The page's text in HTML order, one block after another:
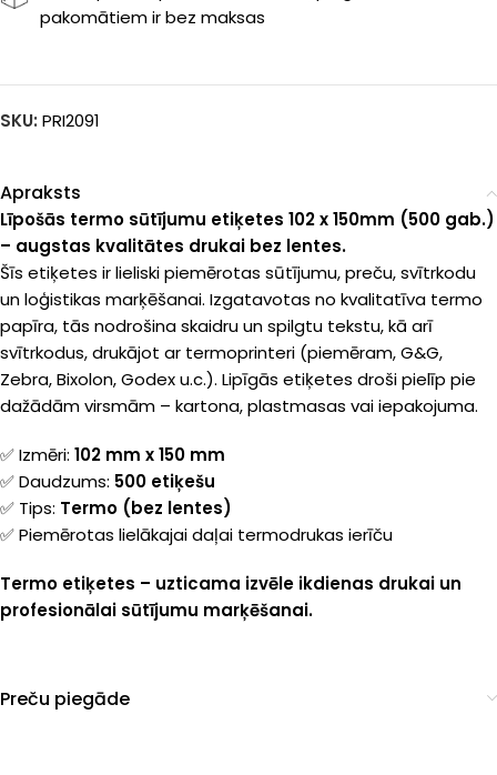
pakomātiem ir bez maksas
SKU: PRI2091
Apraksts
Līpošās termo sūtījumu etiķetes 102 x 150mm (500 gab.)
– augstas kvalitātes drukai bez lentes.
Šīs etiķetes ir lieliski piemērotas sūtījumu, preču, svītrkodu
un loģistikas marķēšanai. Izgatavotas no kvalitatīva termo
papīra, tās nodrošina skaidru un spilgtu tekstu, kā arī
svītrkodus, drukājot ar termoprinteri (piemēram, G&G,
Zebra, Bixolon, Godex u.c.). Lipīgās etiķetes droši pielīp pie
dažādām virsmām – kartona, plastmasas vai iepakojuma.
✅ Izmēri: 102 mm x 150 mm
✅ Daudzums: 500 etiķešu
✅ Tips: Termo (bez lentes)
✅ Piemērotas lielākajai daļai termodrukas ierīču
Termo etiķetes – uzticama izvēle ikdienas drukai un
profesionālai sūtījumu marķēšanai.
Preču piegāde